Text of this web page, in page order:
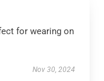
for wearing on
Nov 30, 2024